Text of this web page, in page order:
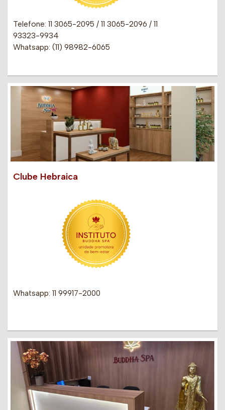
Telefone: 11 3065-2095 / 11 3065-2096 / 11
93323-9934
Whatsapp: (11) 98982-6065
Clube Hebraica
Whatsapp: 11 99917-2000